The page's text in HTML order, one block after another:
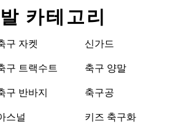
카테고리
구 자켓
구 트랙수트
구 반바지
스널
신가드
축구 양말
축구공
키즈 축구화